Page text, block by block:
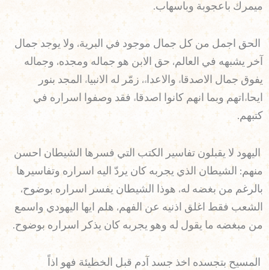
ميمرك باعجوبة وباسهاب.
الحق اجمل من كل جمال موجود في البرية، ولا يوجد جمال
آخر يشبهه في العالم، حق الابن هو جماله ومجده، وجماله
يفوق جمال الاصدقاء والاعداء، زمّر له الانبياء المجد بنور
ايحاءاتهم وبما انهم كانوا اصدقاء فقد وصفوا اسراره في
كتبهم.
اليهود لا يقبلون تفاسير الكتب التي فسرها الشيطان احسن
منهم: الشيطان الذي يجربه كان يردّ اليه اسراره وتفاسيرها
بالرغم من بغضه له، هوذا الشيطان يفسر اسراره بوضوح،
الشعب فقط اغلق اذنيه عن الفهم، هلم ايها اليهودي واسمع
من مبغضه ما يقول له وهو يجربه كان يذكر اسراره بوضوح.
المسيح بتجسده اخذ جسد آدم قبل الخطيئة فهو اذاً